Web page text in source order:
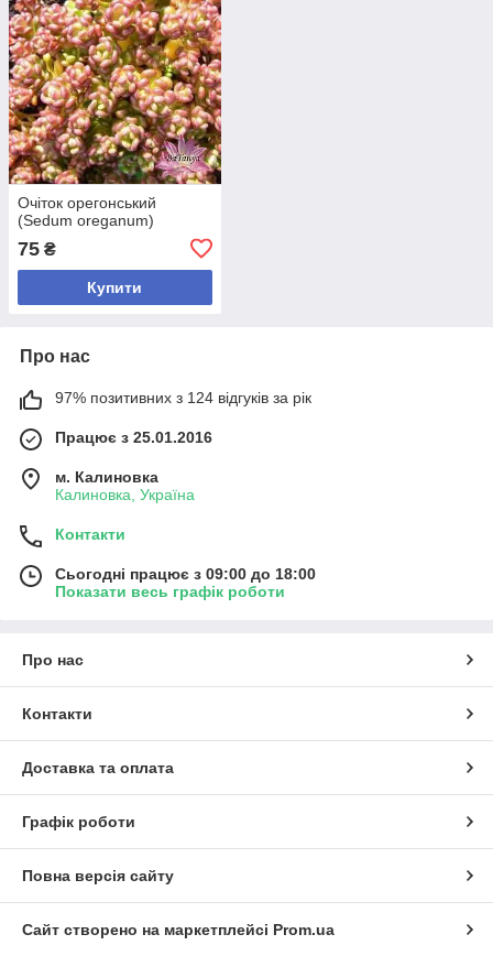
Очіток орегонський
(Sedum oreganum)
75 ₴
Купити
Про нас
97% позитивних з 124 відгуків за рік
Працює з 25.01.2016
м. Калиновка
Калиновка, Україна
Контакти
Сьогодні працює з 09:00 до 18:00
Показати весь графік роботи
Про нас
Контакти
Доставка та оплата
Графік роботи
Повна версія сайту
Сайт створено на маркетплейсі Prom.ua